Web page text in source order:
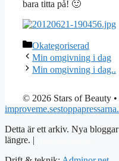
bara titta på! 🙂
Kategorier
Okategoriserad
Min omgivning i dag
Min omgivning i dag..
© 2026 Stars of Beauty
improveme.se
Detta är ett arkiv. Nya
längre. |